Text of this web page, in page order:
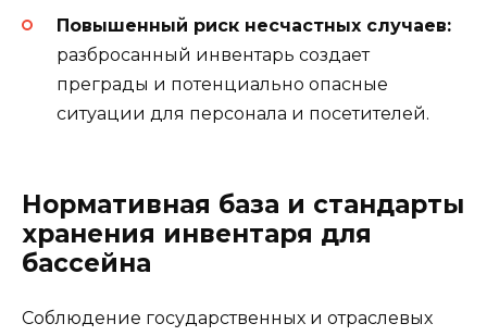
Повышенный риск несчастных случаев:
разбросанный инвентарь создает
преграды и потенциально опасные
ситуации для персонала и посетителей.
Нормативная база и стандарты
хранения инвентаря для
бассейна
Соблюдение государственных и отраслевых